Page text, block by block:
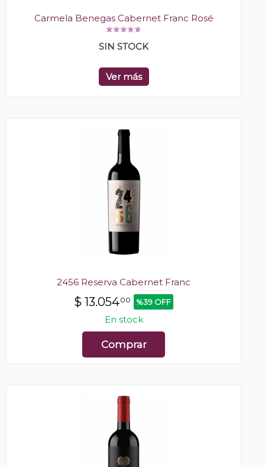
Carmela Benegas Cabernet Franc Rosé
SIN STOCK
Ver más
2456 Reserva Cabernet Franc
$ 13.05400 %39 OFF
En stock
Comprar